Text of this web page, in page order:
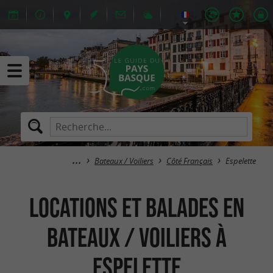
Bateaux / Voiliers Côté Français Espelette
Locations et balades en
bateaux / voiliers à
Espelette